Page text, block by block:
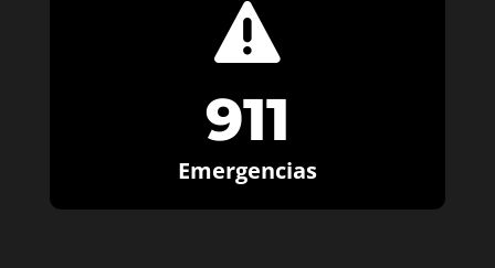

911
Emergencias